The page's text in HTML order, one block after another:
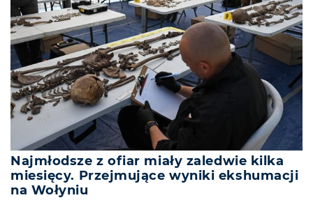
Najmłodsze z ofiar miały zaledwie kilka
miesięcy. Przejmujące wyniki ekshumacji
na Wołyniu